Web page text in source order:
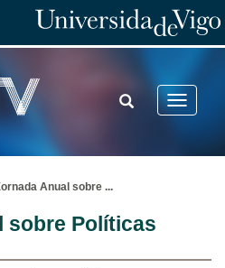
Toggle
TOGGLE
SEARCH
Anual sobre ...
sobre Políticas